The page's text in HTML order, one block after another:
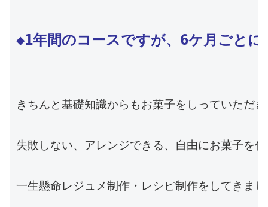
◆1年間のコースですが、6ケ月ごとに
きちんと基礎知識からもお菓子をしっていただ
失敗しない、アレンジできる、自由にお菓子を
一生懸命レジュメ制作・レシピ制作をしてきま